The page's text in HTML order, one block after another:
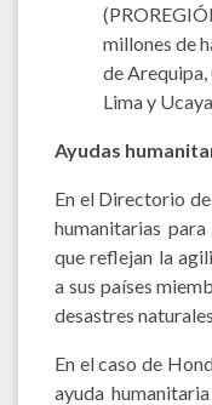
millones de
de Arequipa,
Lima y
Ayudas
En el Directorio
humanitarias
que reflejan la
a sus países
desastres
En el caso de
ayuda